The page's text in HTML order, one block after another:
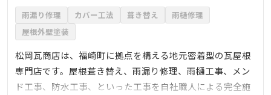
雨漏り修理 カバー工法 葺き替え
雨樋修理
屋根外壁塗装
松岡瓦商店は、福崎町に拠点を構える地元密着型の瓦屋根
専門店です。屋根葺き替え、雨漏り修理、雨樋工事、メン
ド工事、防水工事、といった工事を自社職人による完全施